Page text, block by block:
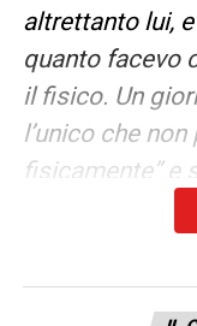
altrettanto lui,
quanto facevo
il fisico. Un
l’unico che
fisicamente” e